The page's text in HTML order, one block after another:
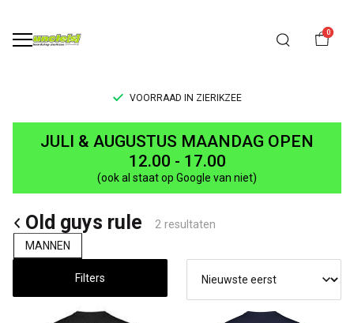
0
VOORRAAD IN ZIERIKZEE
Old
rule
UNCLE[S]
Boardshop
JULI & AUGUSTUS MAANDAG OPEN
12.00 - 17.00
(ook al staat op Google van niet)
Old guys rule
2 resultaten
MANNEN
Filters